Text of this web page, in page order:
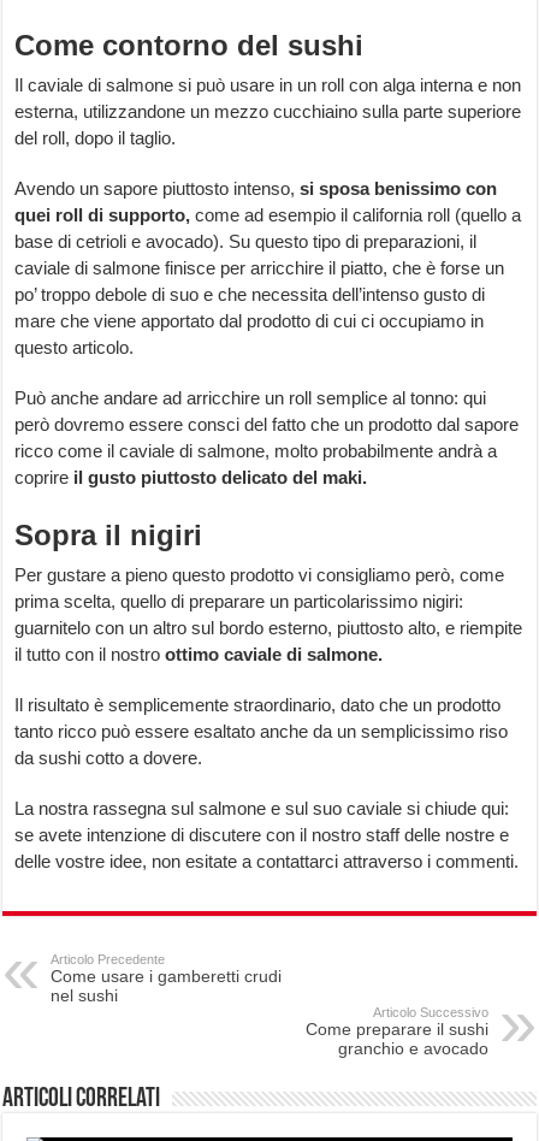
Come contorno del sushi
Il caviale di salmone si può usare in un roll con alga interna e non
esterna, utilizzandone un mezzo cucchiaino sulla parte superiore
del roll, dopo il taglio.
Avendo un sapore piuttosto intenso,si sposa benissimo con
quei roll di supporto,come ad esempio il california roll (quello a
base di cetrioli e avocado). Su questo tipo di preparazioni, il
caviale di salmone finisce per arricchire il piatto, che è forse un
po’ troppo debole di suo e che necessita dell’intenso gusto di
mare che viene apportato dal prodotto di cui ci occupiamo in
questo articolo.
Può anche andare ad arricchire un roll semplice al tonno: qui
però dovremo essere consci del fatto che un prodotto dal sapore
ricco come il caviale di salmone, molto probabilmente andrà a
coprire il gusto piuttosto delicato del maki.
Sopra il nigiri
Per gustare a pieno questo prodotto vi consigliamo però, come
prima scelta, quello di preparare un particolarissimo nigiri:
guarnitelo con un altro sul bordo esterno, piuttosto alto, e riempite
il tutto con il nostroottimo caviale di salmone.
Il risultato è semplicemente straordinario, dato che un prodotto
tanto ricco può essere esaltato anche da un semplicissimo riso
da sushi cotto a dovere.
La nostra rassegna sul salmone e sul suo caviale si chiude qui:
se avete intenzione di discutere con il nostro staff delle nostre e
delle vostre idee, non esitate a contattarci attraverso i commenti.
Articolo Precedente
Come usare i gamberetti crudi
nel sushi
Articolo Successivo
Come preparare il sushi
granchio e avocado
Articoli correlati